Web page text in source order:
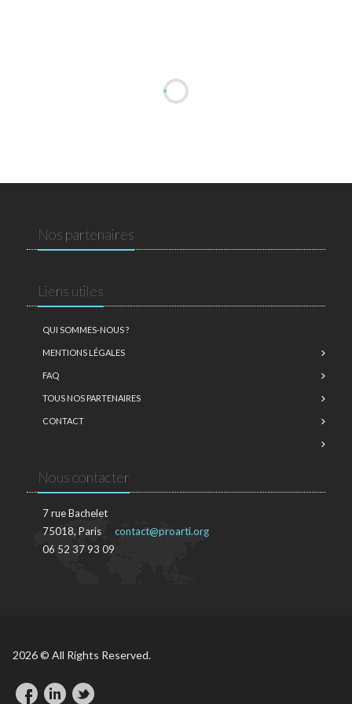
Nos partenaires
Liens utiles
QUI SOMMES-NOUS ?
MENTIONS LÉGALES
FAQ
TOUS NOS PARTENAIRES
CONTACT
Nous contacter
7 rue Bachelet
75018, Paris
06 52 37 93 09
contact@proarti.org
2026 © All Rights Reserved.